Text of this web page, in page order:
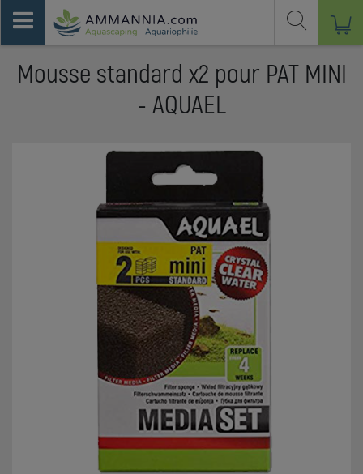
Mousse standard x2 pour PAT MINI
- AQUAEL